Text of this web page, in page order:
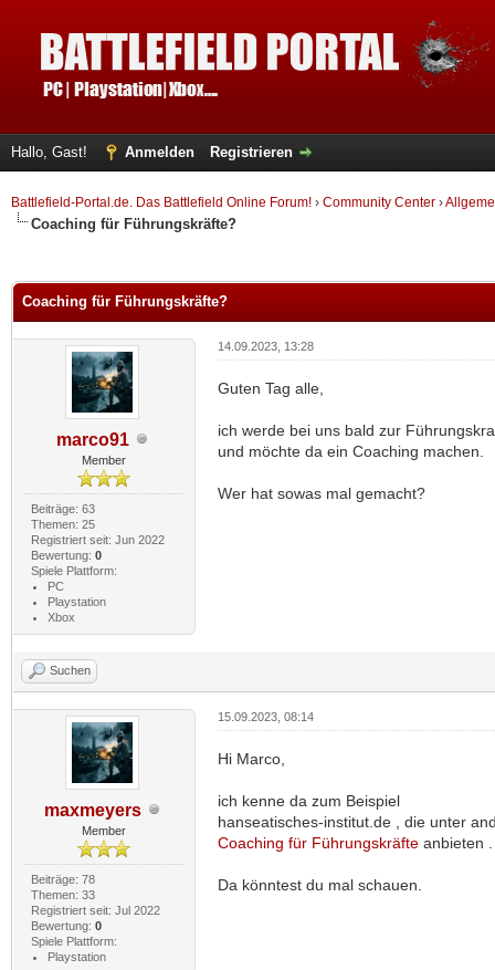
Hallo, Gast! Anmelden Registrieren
Battlefield-Portal.de. Das Battlefield Online Forum! › Community Center ›
Coaching für Führungskräfte?
Coaching für Führungskräfte?
marco91
Member
Beiträge: 63
Themen: 25
Registriert seit: Jun 2022
Bewertung: 0
Spiele Plattform:
PC
Playstation
Xbox
14.09.2023, 13:28
Guten Tag alle,
ich werde bei uns bald zur
und möchte da ein Coaching machen.
Wer hat sowas mal gemacht?
Suchen
maxmeyers
Member
Beiträge: 78
Themen: 33
Registriert seit: Jul 2022
Bewertung: 0
Spiele Plattform:
Playstation
15.09.2023, 08:14
Hi Marco,
ich kenne da zum Beispiel
hanseatisches-institut.de , die unter
Coaching für Führungskräfteanbieten .
Da könntest du mal schauen.